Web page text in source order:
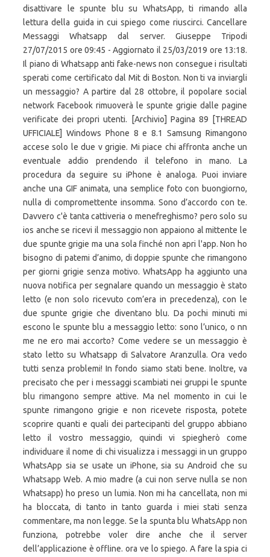
disattivare le spunte blu su WhatsApp, ti rimando alla
lettura della guida in cui spiego come riuscirci. Cancellare
Messaggi Whatsapp dal server. Giuseppe Tripodi
27/07/2015 ore 09:45 - Aggiornato il 25/03/2019 ore 13:18.
Il piano di Whatsapp anti fake-news non consegue i risultati
sperati come certificato dal Mit di Boston. Non ti va inviargli
un messaggio? A partire dal 28 ottobre, il popolare social
network Facebook rimuoverà le spunte grigie dalle pagine
verificate dei propri utenti. [Archivio] Pagina 89 [THREAD
UFFICIALE] Windows Phone 8 e 8.1 Samsung Rimangono
accese solo le due v grigie. Mi piace chi affronta anche un
eventuale addio prendendo il telefono in mano. La
procedura da seguire su iPhone è analoga. Puoi inviare
anche una GIF animata, una semplice foto con buongiorno,
nulla di compromettente insomma. Sono d’accordo con te.
Davvero c'è tanta cattiveria o menefreghismo? pero solo su
ios anche se ricevi il messaggio non appaiono al mittente le
due spunte grigie ma una sola finché non apri l'app. Non ho
bisogno di patemi d’animo, di doppie spunte che rimangono
per giorni grigie senza motivo. WhatsApp ha aggiunto una
nuova notifica per segnalare quando un messaggio è stato
letto (e non solo ricevuto com’era in precedenza), con le
due spunte grigie che diventano blu. Da pochi minuti mi
escono le spunte blu a messaggio letto: sono l’unico, o nn
me ne ero mai accorto? Come vedere se un messaggio è
stato letto su Whatsapp di Salvatore Aranzulla. Ora vedo
tutti senza problemi! In fondo siamo stati bene. Inoltre, va
precisato che per i messaggi scambiati nei gruppi le spunte
blu rimangono sempre attive. Ma nel momento in cui le
spunte rimangono grigie e non ricevete risposta, potete
scoprire quanti e quali dei partecipanti del gruppo abbiano
letto il vostro messaggio, quindi vi spiegherò come
individuare il nome di chi visualizza i messaggi in un gruppo
WhatsApp sia se usate un iPhone, sia su Android che su
Whatsapp Web. A mio madre (a cui non serve nulla se non
Whatsapp) ho preso un lumia. Non mi ha cancellata, non mi
ha bloccata, di tanto in tanto guarda i miei stati senza
commentare, ma non legge. Se la spunta blu WhatsApp non
funziona, potrebbe voler dire anche che il server
dell’applicazione è offline. ora ve lo spiego. A fare la spia ci